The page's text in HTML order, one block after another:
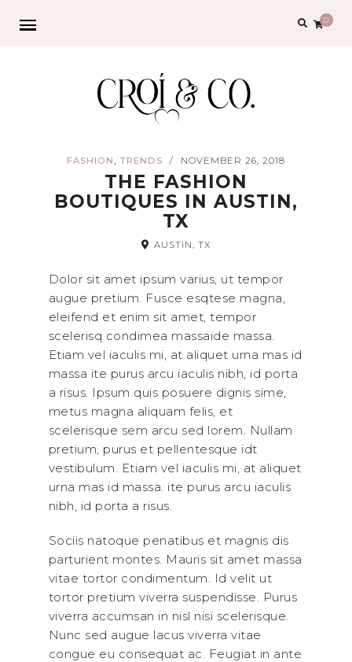
0
Search
for:
FASHION , TRENDS / NOVEMBER 26, 2018
THE FASHION
BOUTIQUES IN AUSTIN,
TX
AUSTIN, TX
Dolor sit amet ipsum varius, ut tempor
augue pretium. Fusce esqtese magna,
eleifend et enim sit amet, tempor
scelerisq condimea massaide massa.
Etiam vel iaculis mi, at aliquet urna mas id
massa ite purus arcu iaculis nibh, id porta
a risus. Ipsum quis posuere dignis sime,
metus magna aliquam felis, et
scelerisque sem arcu sed lorem. Nullam
pretium, purus et pellentesque idt
vestibulum. Etiam vel iaculis mi, at aliquet
urna mas id massa. ite purus arcu iaculis
nibh, id porta a risus.
Sociis natoque penatibus et magnis dis
parturient montes. Mauris sit amet massa
vitae tortor condimentum. Id velit ut
tortor pretium viverra suspendisse. Purus
viverra accumsan in nisl nisi scelerisque.
Nunc sed augue lacus viverra vitae
congue eu consequat ac. Feugiat in ante